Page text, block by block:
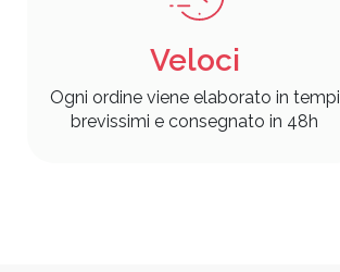
Veloci
Ogni ordine viene elaborato in tempi
brevissimi e consegnato in 48h